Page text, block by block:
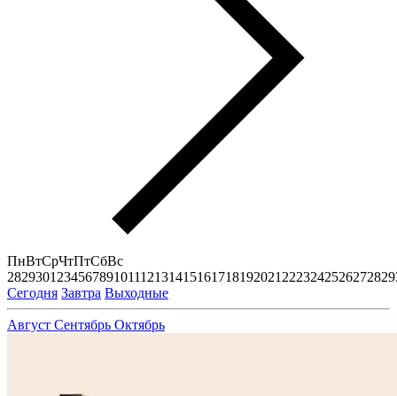
ПнВтСрЧтПтСбВс
2829301 23456789101112131415161718192021 2223242526272829
Сегодня Завтра Выходные
Август Сентябрь Октябрь